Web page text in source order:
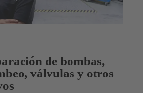
de bombas,
válvulas y otros